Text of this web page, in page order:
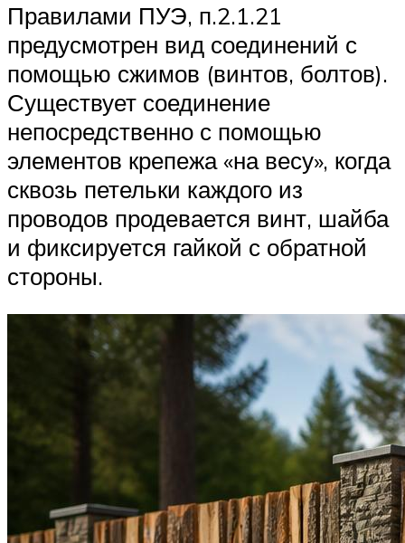
Правилами ПУЭ, п.2.1.21
предусмотрен вид соединений с
помощью сжимов (винтов, болтов).
Существует соединение
непосредственно с помощью
элементов крепежа «на весу», когда
сквозь петельки каждого из
проводов продевается винт, шайба
и фиксируется гайкой с обратной
стороны.